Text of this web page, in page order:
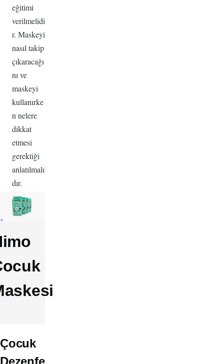
eğitimi
verilmelidi
r. Maskeyi
nasıl takip
çıkaracağı
nı ve
maskeyi
kullanırke
n nelere
dikkat
etmesi
gerektiği
anlatılmalı
dır.
Çocuk
Dezenfe